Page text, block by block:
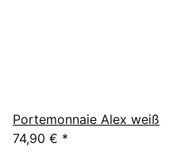
Portemonnaie Alex weiß
74,90 € *